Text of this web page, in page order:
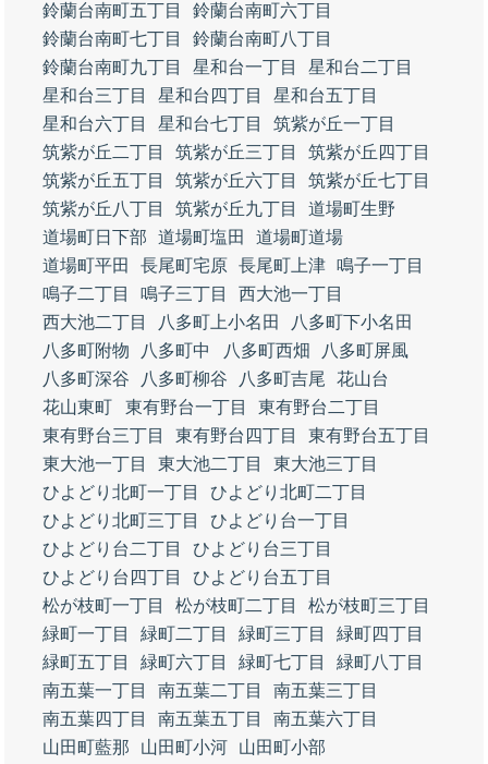
鈴蘭台南町五丁目
鈴蘭台南町六丁目
鈴蘭台南町七丁目
鈴蘭台南町八丁目
鈴蘭台南町九丁目
星和台一丁目
星和台二丁目
星和台三丁目
星和台四丁目
星和台五丁目
星和台六丁目
星和台七丁目
筑紫が丘一丁目
筑紫が丘二丁目
筑紫が丘三丁目
筑紫が丘四丁目
筑紫が丘五丁目
筑紫が丘六丁目
筑紫が丘七丁目
筑紫が丘八丁目
筑紫が丘九丁目
道場町生野
道場町日下部
道場町塩田
道場町道場
道場町平田
長尾町宅原 長尾町上津 鳴子一丁目
鳴子二丁目
鳴子三丁目
西大池一丁目
西大池二丁目
八多町上小名田
八多町下小名田
八多町附物
八多町中 八多町西畑
八多町屏風
八多町深谷
八多町柳谷 八多町吉尾
花山台
花山東町
東有野台一丁目
東有野台二丁目
東有野台三丁目
東有野台四丁目
東有野台五丁目
東大池一丁目
東大池二丁目
東大池三丁目
ひよどり北町一丁目
ひよどり北町二丁目
ひよどり北町三丁目
ひよどり台一丁目
ひよどり台二丁目
ひよどり台三丁目
ひよどり台四丁目
ひよどり台五丁目
松が枝町一丁目
松が枝町二丁目
松が枝町三丁目
緑町一丁目
緑町二丁目 緑町三丁目
緑町四丁目
緑町五丁目
緑町六丁目 緑町七丁目
緑町八丁目
南五葉一丁目
南五葉二丁目
南五葉三丁目
南五葉四丁目
南五葉五丁目
南五葉六丁目
山田町藍那
山田町小河
山田町小部